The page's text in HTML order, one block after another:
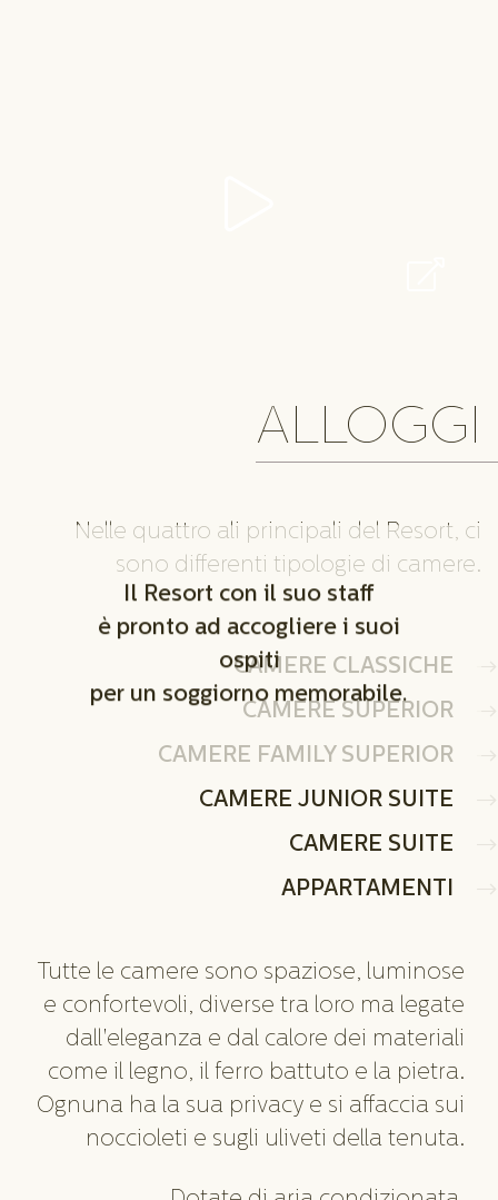
Il Resort con il suo staff
è pronto ad accogliere i suoi
ospiti
per un soggiorno memorabile.
ALLOGGI
Nelle quattro ali principali del Resort, ci
sono differenti tipologie di camere.
CAMERE CLASSICHE
CAMERE SUPERIOR
CAMERE FAMILY SUPERIOR
CAMERE JUNIOR SUITE
CAMERE SUITE
APPARTAMENTI
Tutte le camere sono spaziose, luminose
e confortevoli, diverse tra loro ma legate
dall'eleganza e dal calore dei materiali
come il legno, il ferro battuto e la pietra.
Ognuna ha la sua privacy e si affaccia sui
noccioleti e sugli uliveti della tenuta.